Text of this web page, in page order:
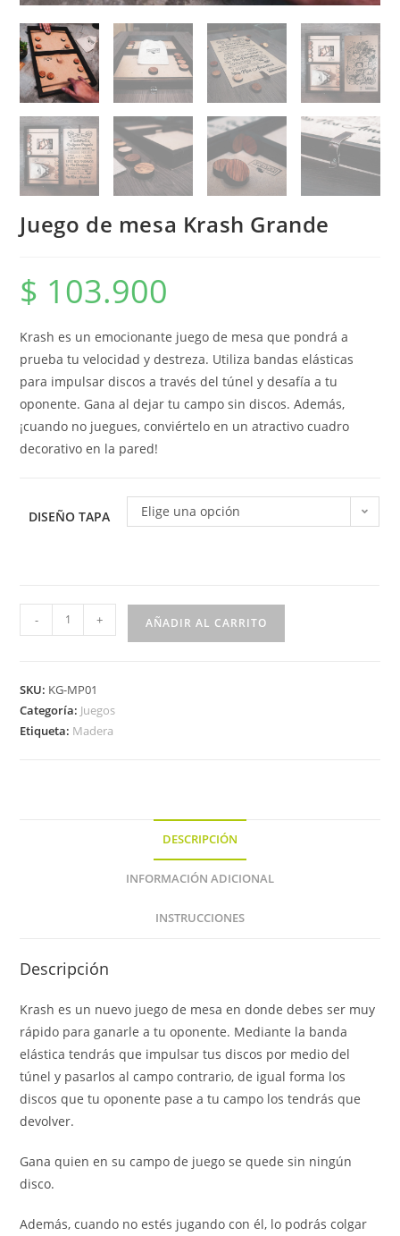
Juego de mesa Krash Grande
$ 103.900
Krash es un emocionante juego de mesa que pondrá a
prueba tu velocidad y destreza. Utiliza bandas elásticas
para impulsar discos a través del túnel y desafía a tu
oponente. Gana al dejar tu campo sin discos. Además,
¡cuando no juegues, conviértelo en un atractivo cuadro
decorativo en la pared!
DISEÑO TAPA Elige una opción
- + AÑADIR AL CARRITO
SKU: KG-MP01
Categoría: Juegos
Etiqueta: Madera
DESCRIPCIÓN
INFORMACIÓN ADICIONAL
INSTRUCCIONES
Descripción
Krash es un nuevo juego de mesa en donde debes ser muy
rápido para ganarle a tu oponente. Mediante la banda
elástica tendrás que impulsar tus discos por medio del
túnel y pasarlos al campo contrario, de igual forma los
discos que tu oponente pase a tu campo los tendrás que
devolver.
Gana quien en su campo de juego se quede sin ningún
disco.
Además, cuando no estés jugando con él, lo podrás colgar